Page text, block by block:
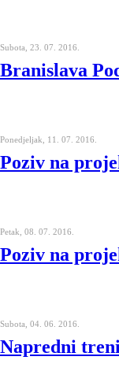
Subota, 23. 07. 2016.
Branislava
Ponedjeljak, 11. 07. 2016.
Poziv na
Petak, 08. 07. 2016.
Poziv na
Subota, 04. 06. 2016.
Napredni